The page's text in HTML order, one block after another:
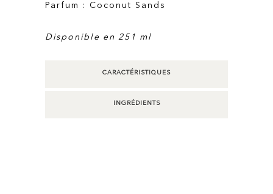
Parfum : Coconut Sands
Disponible en 251 ml
CARACTÉRISTIQUES
INGRÉDIENTS